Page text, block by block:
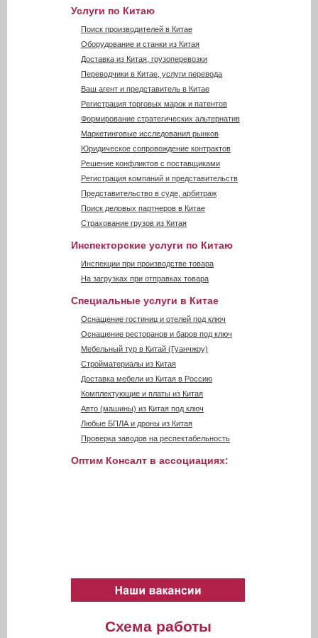
Услуги по Китаю
Поиск производителей в Китае
Оборудование и станки из Китая
Доставка из Китая, грузоперевозки
Переводчики в Китае, услуги перевода
Ваш агент и представитель в Китае
Регистрация торговых марок и патентов
Формирование стратегических альтернатив
Маркетинговые исследования рынков
Юридическое сопровождение контрактов
Решение конфликтов с поставщиками
Регистрация компаний и представительств
Представительство в суде, арбитраж
Поиск деловых партнеров в Китае
Страхование грузов из Китая
Инспекторские услуги по Китаю
Инспекции при производстве товара
На загрузках при отправках товара
Специальные услуги в Китае
Оснащение гостиниц и отелей под ключ
Оснащение ресторанов и баров под ключ
Мебельный тур в Китай (Гуанчжоу)
Стройматериалы из Китая
Доставка мебели из Китая в Россию
Комплектующие и платы из Китая
Авто (машины) из Китая под ключ
Любые БПЛА и дроны из Китая
Проверка заводов на респектабельность
Оптим Консалт в ассоциациях:
Схема работы